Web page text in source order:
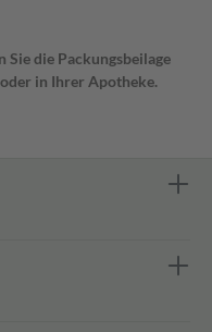
Sie die Packungsbeilage
in Ihrer Apotheke.